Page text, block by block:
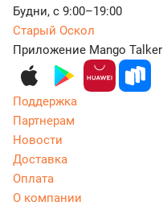
Будни, с 9:00–19:00
Старый Оскол
Приложение Mango Talker
Поддержка
Партнерам
Новости
Доставка
Оплата
О компании